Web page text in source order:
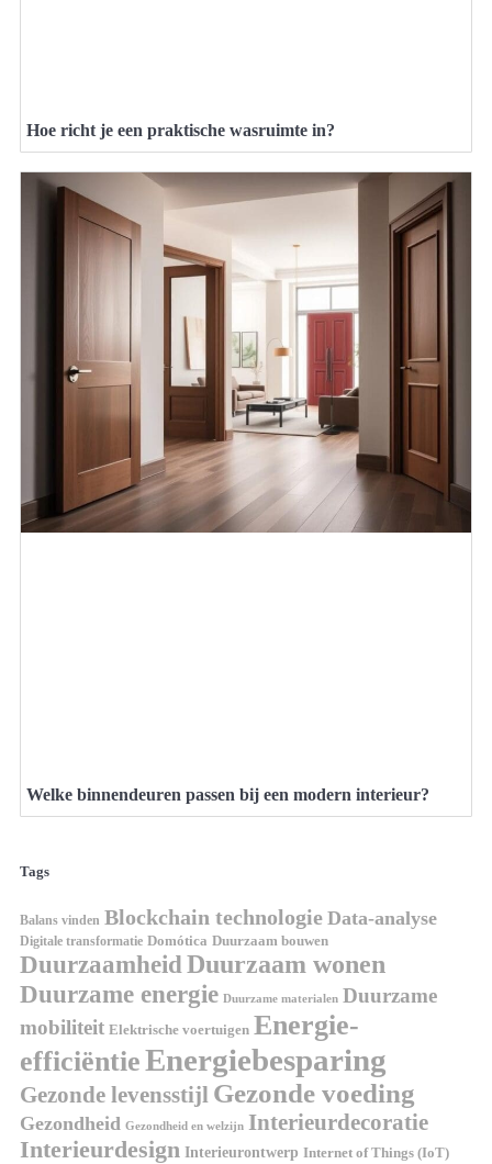
Hoe richt je een praktische wasruimte in?
Welke binnendeuren passen bij een modern interieur?
Tags
Balans vinden Blockchain technologie Data-analyse
Digitale transformatie Domótica Duurzaam bouwen
Duurzaamheid Duurzaam wonen
Duurzame energie Duurzame materialen Duurzame
mobiliteit Elektrische voertuigen Energie-
efficiëntieEnergiebesparing
Gezonde levensstijl Gezonde voeding
Gezondheid Gezondheid en welzijn Interieurdecoratie
Interieurdesign Interieurontwerp Internet of Things (IoT)